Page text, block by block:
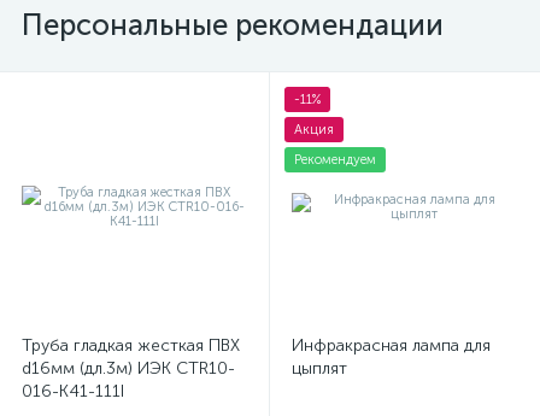
Персональные рекомендации
Труба гладкая жесткая ПВХ
d16мм (дл.3м) ИЭК CTR10-
016-K41-111I
-11%
Акция
Рекомендуем
Инфракрасная лампа для
цыплят